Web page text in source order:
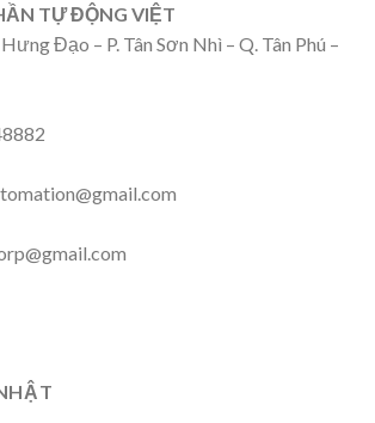
TỰ ĐỘNG VIỆT
Đạo – P. Tân Sơn Nhì – Q. Tân Phú –